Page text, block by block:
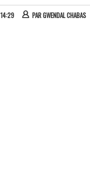
PARGWENDAL CHABAS